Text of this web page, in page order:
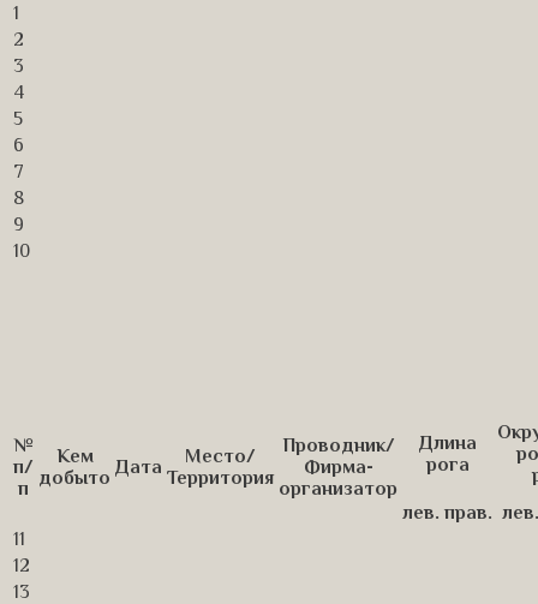
1
2
3
4
5
6
7
8
9
10
№
п/
п
Кем
добыто Дата
Место/
Территория
Проводник/
Фирма-
организатор
Длина
рога
лев. прав. лев.
11
12
13